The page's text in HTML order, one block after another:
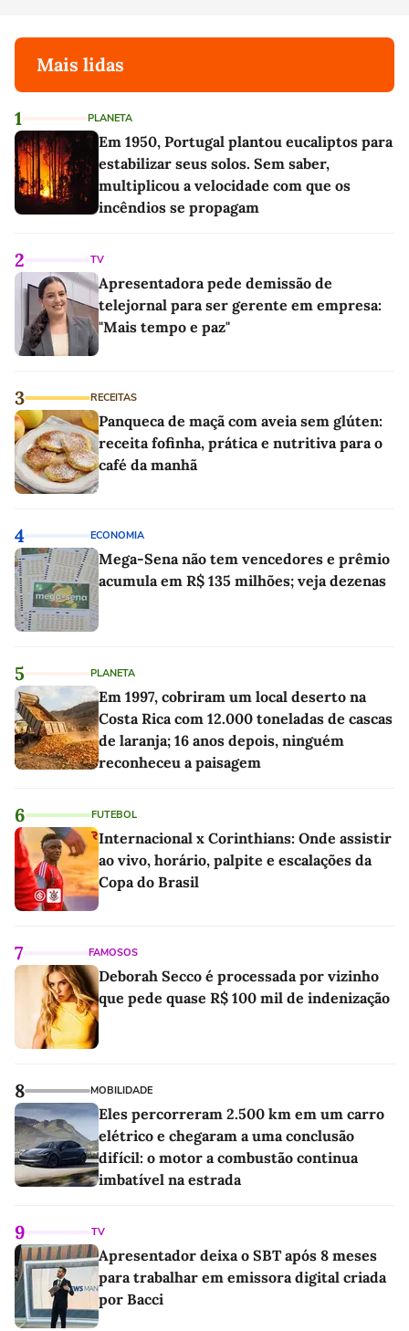
Mais lidas
1 PLANETA
Em 1950, Portugal plantou eucaliptos para
estabilizar seus solos. Sem saber,
multiplicou a velocidade com que os
incêndios se propagam
2 TV
Apresentadora pede demissão de
telejornal para ser gerente em empresa:
"Mais tempo e paz"
3 RECEITAS
Panqueca de maçã com aveia sem glúten:
receita fofinha, prática e nutritiva para o
café da manhã
4 ECONOMIA
Mega-Sena não tem vencedores e prêmio
acumula em R$ 135 milhões; veja dezenas
5 PLANETA
Em 1997, cobriram um local deserto na
Costa Rica com 12.000 toneladas de cascas
de laranja; 16 anos depois, ninguém
reconheceu a paisagem
6 FUTEBOL
Internacional x Corinthians: Onde assistir
ao vivo, horário, palpite e escalações da
Copa do Brasil
7 FAMOSOS
Deborah Secco é processada por vizinho
que pede quase R$ 100 mil de indenização
8 MOBILIDADE
Eles percorreram 2.500 km em um carro
elétrico e chegaram a uma conclusão
difícil: o motor a combustão continua
imbatível na estrada
9 TV
Apresentador deixa o SBT após 8 meses
para trabalhar em emissora digital criada
por Bacci